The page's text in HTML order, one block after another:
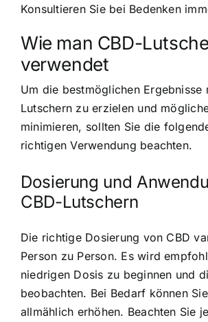
Konsultieren Sie bei Bedenken
Wie man CBD-
verwendet
Um die bestmöglichen Ergebnisse
Lutschern zu erzielen und
minimieren, sollten Sie die
richtigen Verwendung beachten.
Dosierung und
CBD-Lutschern
Die richtige Dosierung von CBD
Person zu Person. Es wird
niedrigen Dosis zu beginnen und
beobachten. Bei Bedarf können
allmählich erhöhen. Beachten Sie